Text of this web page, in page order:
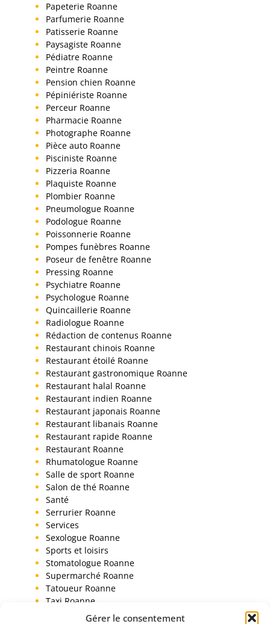
Gérer le consentement
Papeterie Roanne
Parfumerie Roanne
Patisserie Roanne
Paysagiste Roanne
Pédiatre Roanne
Peintre Roanne
Pension chien Roanne
Pépiniériste Roanne
Perceur Roanne
Pharmacie Roanne
Photographe Roanne
Pièce auto Roanne
Pisciniste Roanne
Pizzeria Roanne
Plaquiste Roanne
Plombier Roanne
Pneumologue Roanne
Podologue Roanne
Poissonnerie Roanne
Pompes funèbres Roanne
Poseur de fenêtre Roanne
Pressing Roanne
Psychiatre Roanne
Psychologue Roanne
Quincaillerie Roanne
Radiologue Roanne
Rédaction de contenus Roanne
Restaurant chinois Roanne
Restaurant étoilé Roanne
Restaurant gastronomique Roanne
Restaurant halal Roanne
Restaurant indien Roanne
Restaurant japonais Roanne
Restaurant libanais Roanne
Restaurant rapide Roanne
Restaurant Roanne
Rhumatologue Roanne
Salle de sport Roanne
Salon de thé Roanne
Santé
Serrurier Roanne
Services
Sexologue Roanne
Sports et loisirs
Stomatologue Roanne
Supermarché Roanne
Tatoueur Roanne
Taxi Roanne
Toiletteur chien Roanne